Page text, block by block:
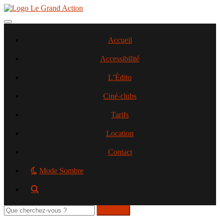
Aller
contenu
Toggle navigation
Accueil
Accessibilité
L’Édito
Ciné-clubs
Tarifs
Location
Contact
Mode Sombre
Rechercher
sur